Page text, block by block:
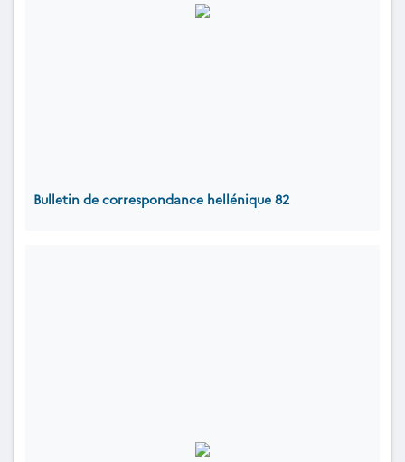
Bulletin de correspondance hellénique 82